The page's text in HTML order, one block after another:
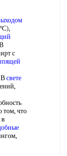
с
свете
том, что